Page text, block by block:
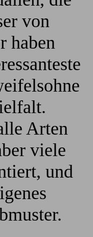
von
haben
Arten
viele
und